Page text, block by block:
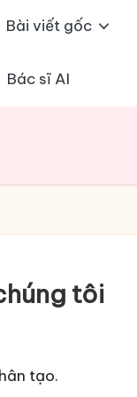
Bài viết gốc
Bác sĩ AI
tôi
tạo.